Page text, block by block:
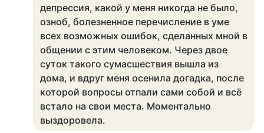
депрессия, какой у меня никогда не было,
озноб, болезненное перечисление в уме
всех возможных ошибок, сделанных мной в
общении с этим человеком. Через двое
суток такого сумасшествия вышла из
дома, и вдруг меня осенила догадка, после
которой вопросы отпали сами собой и всё
встало на свои места. Моментально
выздоровела.